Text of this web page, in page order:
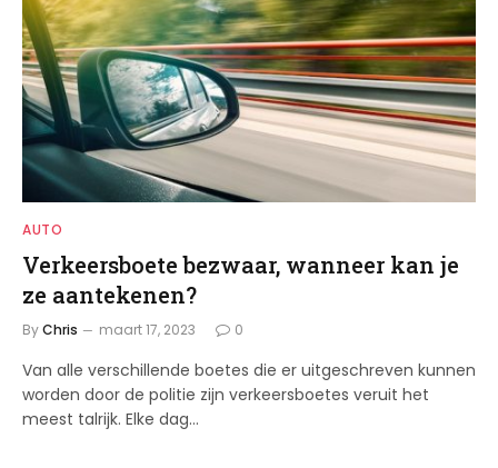
AUTO
Verkeersboete bezwaar, wanneer kan je
ze aantekenen?
ByChris maart 17, 2023 0
Van alle verschillende boetes die er uitgeschreven kunnen
worden door de politie zijn verkeersboetes veruit het
meest talrijk. Elke dag…